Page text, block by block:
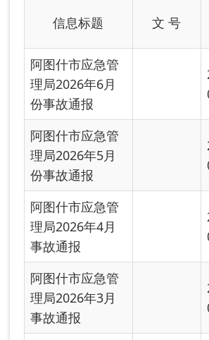
阿图什市应急管
事故通报
2026-
阿图什市应急管
理局2026年3月
事故通报
阿图什市应急管
理局2026年2月
事故通报
理局2025年12月
事故通报
阿图什市应急管
理局2025年11月
事故通报
2025-
阿图什市应急管
理局2025年10月